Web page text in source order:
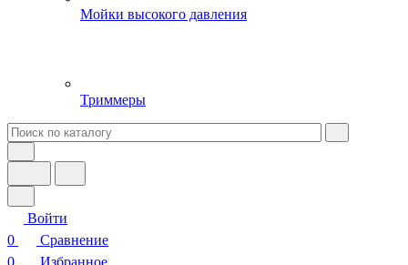
Мойки высокого давления
Триммеры
Войти
0
Сравнение
0
Избранное